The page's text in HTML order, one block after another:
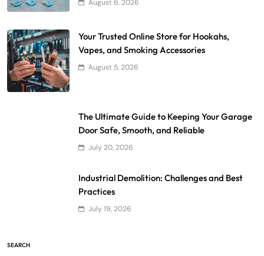
August 6, 2026
Your Trusted Online Store for Hookahs,
Vapes, and Smoking Accessories
August 5, 2026
The Ultimate Guide to Keeping Your Garage
Door Safe, Smooth, and Reliable
July 20, 2026
Industrial Demolition: Challenges and Best
Practices
July 19, 2026
SEARCH